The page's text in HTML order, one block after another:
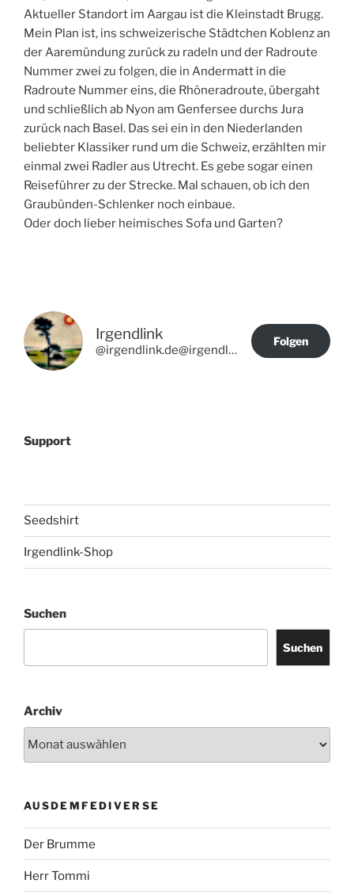
Aktueller Standort im Aargau ist die Kleinstadt Brugg.
Mein Plan ist, ins schweizerische Städtchen Koblenz an
der Aaremündung zurück zu radeln und der Radroute
Nummer zwei zu folgen, die in Andermatt in die
Radroute Nummer eins, die Rhôneradroute, übergaht
und schließlich ab Nyon am Genfersee durchs Jura
zurück nach Basel. Das sei ein in den Niederlanden
beliebter Klassiker rund um die Schweiz, erzählten mir
einmal zwei Radler aus Utrecht. Es gebe sogar einen
Reiseführer zu der Strecke. Mal schauen, ob ich den
Graubünden-Schlenker noch einbaue.
Oder doch lieber heimisches Sofa und Garten?
Irgendlink
@irgendlink.de@irgendlink.de
Folgen
Support
Seedshirt
Irgendlink-Shop
Suchen
Suchen
Archiv
AUSDEMFEDIVERSE
Der Brumme
Herr Tommi